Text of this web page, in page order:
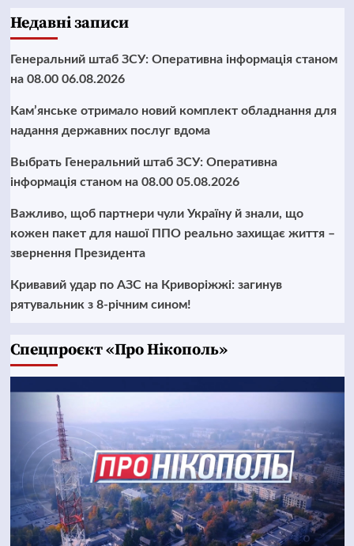
Недавні записи
Генеральний штаб ЗСУ: Оперативна інформація станом
на 08.00 06.08.2026
Кам’янське отримало новий комплект обладнання для
надання державних послуг вдома
Выбрать Генеральний штаб ЗСУ: Оперативна
інформація станом на 08.00 05.08.2026
Важливо, щоб партнери чули Україну й знали, що
кожен пакет для нашої ППО реально захищає життя –
звернення Президента
Кривавий удар по АЗС на Криворіжжі: загинув
рятувальник з 8-річним сином!
Cпецпроєкт «Про Нікополь»